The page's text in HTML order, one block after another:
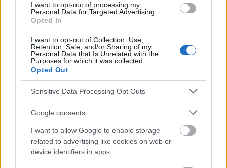
I want to opt-out of processing my
Personal Data for Targeted Advertising.
Opted In
I want to opt-out of Collection, Use,
Retention, Sale, and/or Sharing of my
Personal Data that Is Unrelated with the
Purposes for which it was collected.
Opted Out
Sensitive Data Processing Opt Outs
Google consents
I want to allow Google to enable storage
related to advertising like cookies on web or
device identifiers in apps.
Mira también en la lengua english
français
El contenido y los materiales de este sitio son de carácter
educativo e informativo. El editor y los redactores del sitio no son
responsables de los efectos de su aplicación. Antes de aplicar
los consejos y sugerencias incluidos en este sitio web consúltalo
con un médico.
Publicidad: